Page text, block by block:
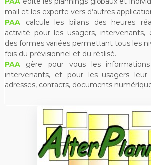
mail et les exporte vers d’autres
PAAcalcule les bilans des heures
activité pour les usagers, intervenants,
des formes variées permettant tous les
fois du prévisionnel et du réalisé.
PAAgère pour vous les informations
intervenants, et pour les usagers leur
adresses, contacts, documents